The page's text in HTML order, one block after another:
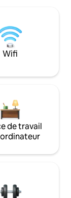
Wifi
de travail